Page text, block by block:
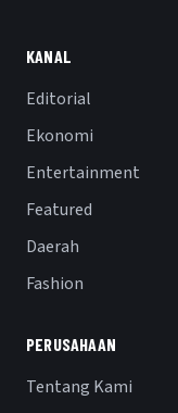
KANAL
Editorial
Ekonomi
Entertainment
Featured
Daerah
Fashion
PERUSAHAAN
Tentang Kami